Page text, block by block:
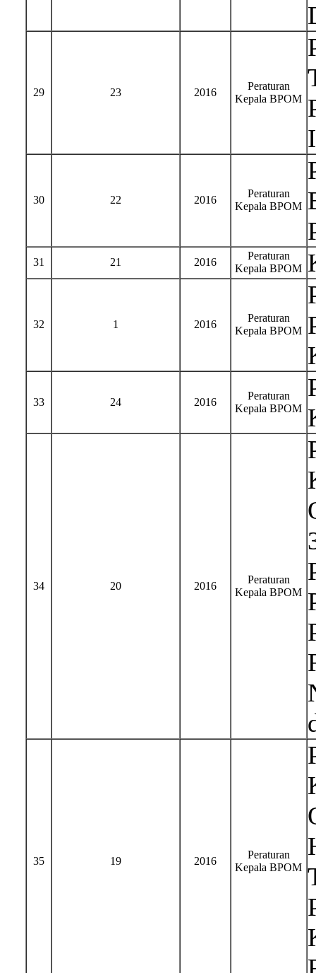
29 23 2016
Peraturan
Kepala BPOM
30 22 2016
Peraturan
Kepala BPOM
31 21 2016
Peraturan
Kepala BPOM
32 1 2016
Peraturan
Kepala BPOM
33 24 2016
Peraturan
Kepala BPOM
34 20 2016
Peraturan
Kepala BPOM
35 19 2016
Peraturan
Kepala BPOM